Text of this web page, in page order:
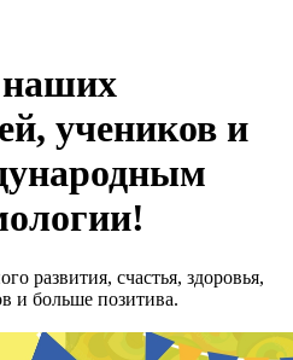
учеников и
развития, счастья, здоровья,
и больше позитива.